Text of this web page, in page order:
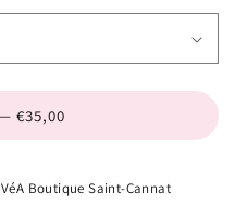
€35,00
Boutique Saint-Cannat